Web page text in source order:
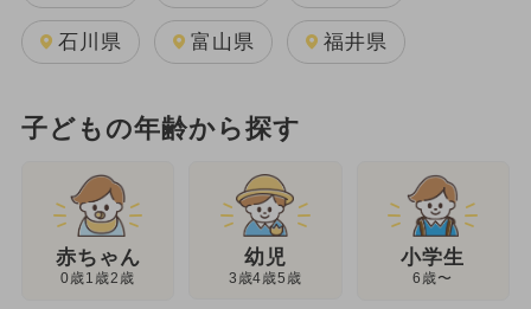
石川県 富山県 福井県
子どもの年齢から探す
赤ちゃん
0歳1歳2歳
幼児
3歳4歳5歳
小学生
6歳〜